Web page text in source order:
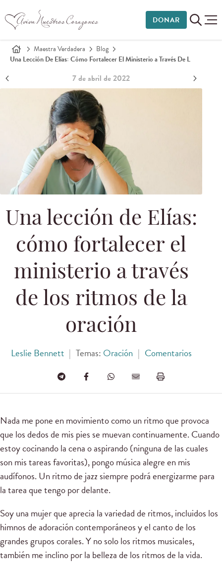
DONAR
Maestra Verdadera
Blog
Una Lección De Elías: Cómo Fortalecer El Ministerio a Través De L
7 de abril de 2022
Una lección de Elías:
cómo fortalecer el
ministerio a través
de los ritmos de la
oración
Leslie Bennett | Temas: Oración | Comentarios
Nada me pone en movimiento como un ritmo que provoca
que los dedos de mis pies se muevan continuamente. Cuando
estoy cocinando la cena o aspirando (ninguna de las cuales
son mis tareas favoritas), pongo música alegre en mis
audífonos. Un ritmo de jazz siempre podrá energizarme para
la tarea que tengo por delante.
Soy una mujer que aprecia la variedad de ritmos, incluidos los
himnos de adoración contemporáneos y el canto de los
grandes grupos corales. Y no solo los ritmos musicales,
también me inclino por la belleza de los ritmos de la vida.